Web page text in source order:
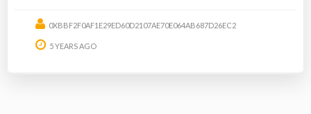
0XBBF2F0AF1E29ED60D2107AE70E064AB687D26EC2
5 YEARS AGO